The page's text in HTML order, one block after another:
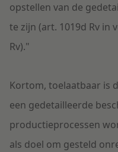
opstellen van de
te zijn (art. 1019d Rv in
Rv)."
Kortom, toelaatbaar is
een gedetailleerde
productieprocessen
als doel om gesteld